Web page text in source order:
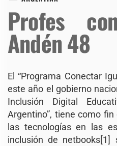
Profes
Andén 48
El “Programa Conectar
este año el gobierno
Inclusión Digital
Argentino”, tiene como
las tecnologías en las
inclusión de netbooks[1]